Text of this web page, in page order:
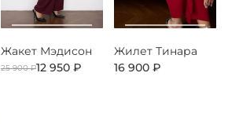
Жакет Мэдисон
25 900 ₽12 950 ₽
Жилет Тинара
16 900 ₽